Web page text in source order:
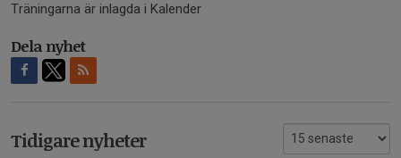
Träningarna är inlagda i Kalender
Dela nyhet
Tidigare nyheter